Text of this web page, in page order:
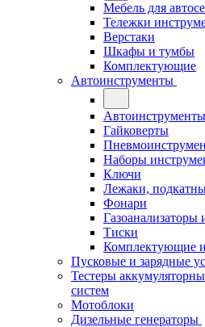
Мебель для
Тележки
Верстаки
Шкафы и тумбы
Комплектующие
Автоинструменты
Автоинструменты
Гайковерты
Наборы
Ключи
Лежаки,
Фонари
Тиски
Комплектующие
Пусковые и зарядные
Тестеры
систем
Мотоблоки
Дизельные генераторы